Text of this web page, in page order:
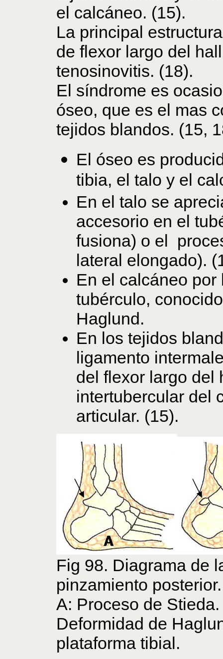
el calcáneo. (15).
La principal
de flexor largo del
tenosinovitis. (18).
El síndrome es
óseo, que es el mas
tejidos blandos. (15,
El óseo es
tibia, el talo y el
En el talo se
accesorio en el
fusiona) o el
lateral elongado).
En el calcáneo
tubérculo,
Haglund.
En los tejidos
ligamento
del flexor largo del
intertubercular del
articular. (15).
Fig 98. Diagrama de
pinzamiento posterior.
A: Proceso de
Deformidad de
plataforma tibial.